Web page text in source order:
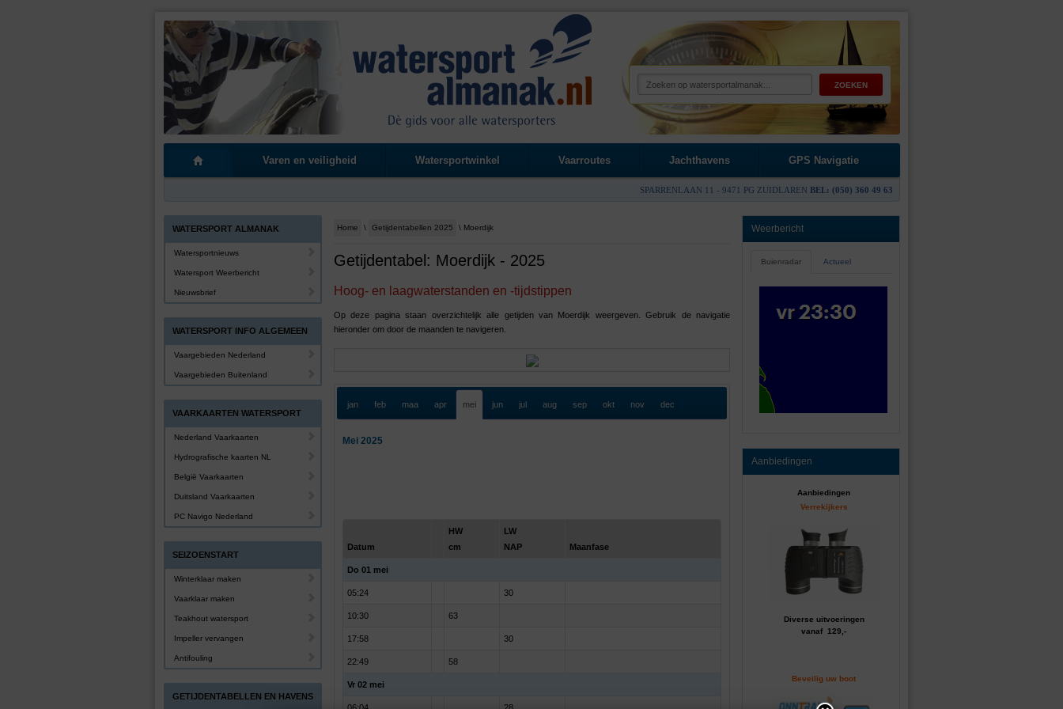
Varen en veiligheid Watersportwinkel Vaarroutes Jachthavens GPS Navigatie
SPARRENLAAN 11 - 9471 PG ZUIDLAREN BEL: (050) 360 49 63
Home \ Getijdentabellen 2025 \ Moerdijk
Getijdentabel: Moerdijk - 2025
Hoog- en laagwaterstanden en -tijdstippen
Op deze pagina staan overzichtelijk alle getijden van Moerdijk weergeven. Gebruik de navigatie
hieronder om door de maanden te navigeren.
jan feb maa apr mei jun jul aug sep okt nov dec
Mei 2025
Datum
HW
cm
LW
NAP
Maanfase
Do 01 mei
05:24 30
10:30 63
17:58 30
22:49 58
Vr 02 mei
Weerbericht
Buienradar Actueel
Aanbiedingen
Aanbiedingen
Verrekijkers
Diverse uitvoeringen
vanaf 129,-
Beveilig uw boot
WATERSPORT ALMANAK
Watersportnieuws
Watersport Weerbericht
Nieuwsbrief
WATERSPORT INFO ALGEMEEN
Vaargebieden Nederland
Vaargebieden Buitenland
VAARKAARTEN WATERSPORT
Nederland Vaarkaarten
Hydrografische kaarten NL
België Vaarkaarten
Duitsland Vaarkaarten
PC Navigo Nederland
SEIZOENSTART
Winterklaar maken
Vaarklaar maken
Teakhout watersport
Impeller vervangen
Antifouling
GETIJDENTABELLEN EN HAVENS